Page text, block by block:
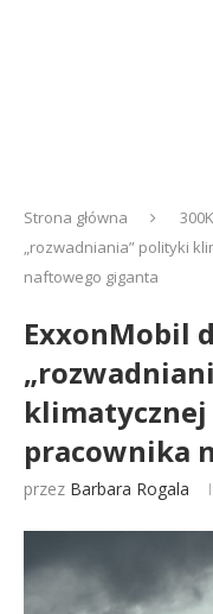
Strona główna
„rozwadniania” polityki
naftowego giganta
ExxonMobil
klimatycznej
pracownika
przez Barbara Rogala